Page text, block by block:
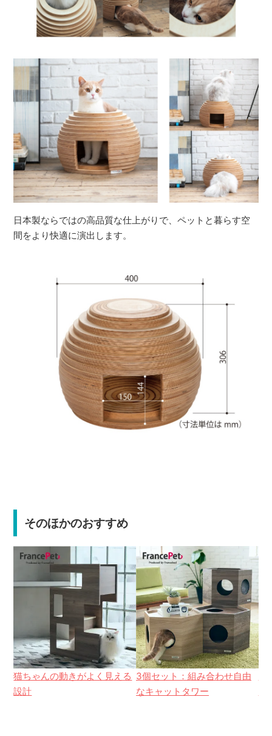
日本製ならではの高品質な仕上がりで、ペットと暮らす空
間をより快適に演出します。
そのほかのおすすめ
猫ちゃんの動きがよく見える
設計
3個セット：組み合わせ自由
なキャットタワー